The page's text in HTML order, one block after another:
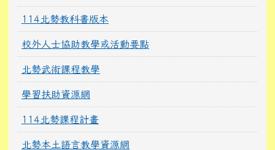
114北勢教科書版本
校外人士協助教學或活動要點
北勢武術課程教學
學習扶助資源網
114北勢課程計畫
北勢本土語言教學資源網